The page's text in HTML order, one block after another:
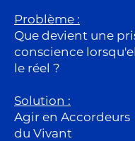
Problème :
Que devient une
conscience
le réel ?
Solution :
Agir en Accordeurs
du Vivant